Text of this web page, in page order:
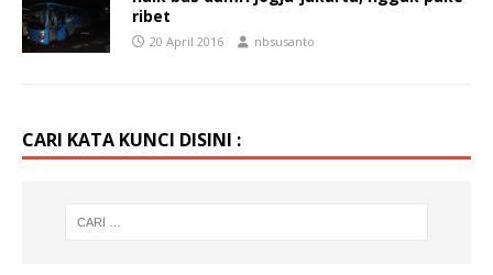
ribet
20 April 2016 nbsusanto
CARI KATA KUNCI DISINI :